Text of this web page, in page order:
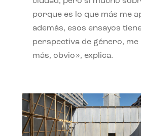
porque es lo que más me
además, esos ensayos
perspectiva de género, me
más, obvio», explica.